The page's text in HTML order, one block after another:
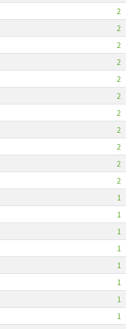
2
2
2
2
2
2
2
2
2
2
2
1
1
1
1
1
1
1
1